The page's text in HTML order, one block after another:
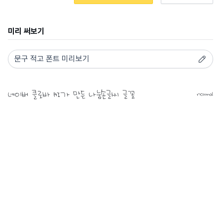
미리 써보기
normal